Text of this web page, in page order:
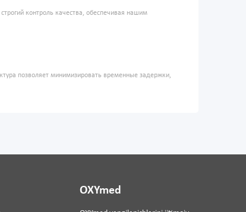
контроль качества, обеспечивая нашим
позволяет минимизировать временные задержки,
OXYmed